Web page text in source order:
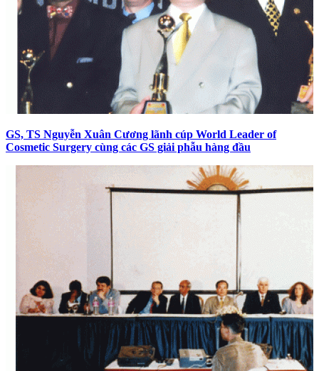
GS, TS Nguyễn Xuân Cương lãnh cúp World Leader of
Cosmetic Surgery cùng các GS giải phẫu hàng đầu